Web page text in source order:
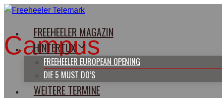
Zum
springen FREEHEELER MAGAZIN
HINTERTUX
FREEHEELER EUROPEAN OPENING
DIE 5 MUST DO’S
WEITERE TERMINE
Campus